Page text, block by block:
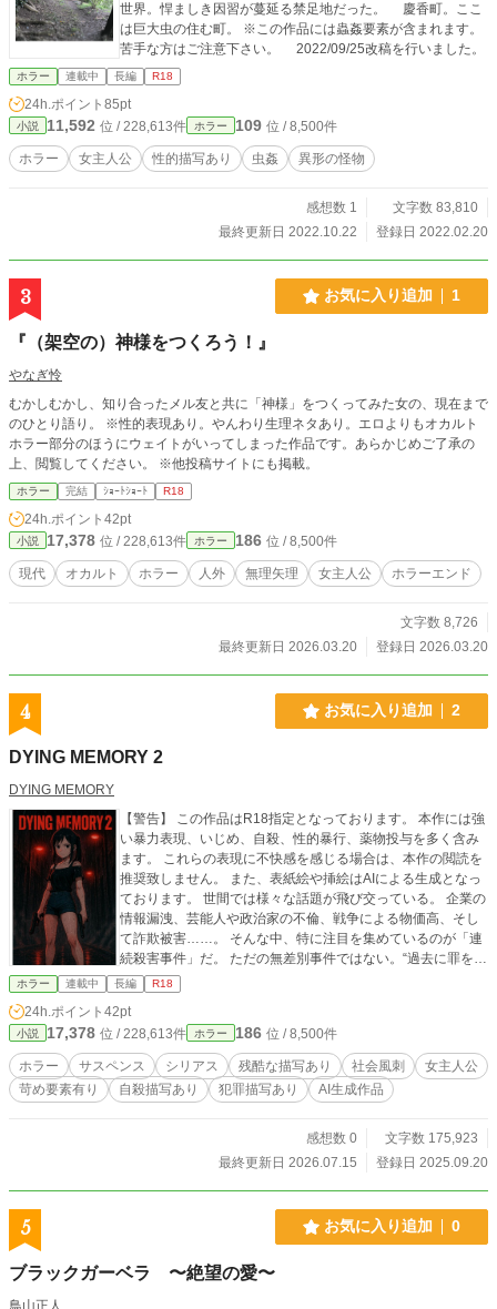
世界。悍ましき因習が蔓延る禁足地だった。 慶香町。ここ
は巨大虫の住む町。 ※この作品には蟲姦要素が含まれます。
苦手な方はご注意下さい。 2022/09/25改稿を行いました。
ホラー 連載中 長編 R18
24h.ポイント 85pt
小説 11,592 位 / 228,613件 ホラー 109 位 / 8,500件
ホラー 女主人公 性的描写あり 虫姦 異形の怪物
感想数 1
文字数 83,810
最終更新日 2022.10.22
登録日 2022.02.20
3 お気に入り追加 1
『（架空の）神様をつくろう！』
やなぎ怜
むかしむかし、知り合ったメル友と共に「神様」をつくってみた女の、現在まで
のひとり語り。 ※性的表現あり。やんわり生理ネタあり。エロよりもオカルト
ホラー部分のほうにウェイトがいってしまった作品です。あらかじめご了承の
上、閲覧してください。 ※他投稿サイトにも掲載。
ホラー 完結 ｼｮｰﾄｼｮｰﾄ R18
24h.ポイント 42pt
小説 17,378 位 / 228,613件 ホラー 186 位 / 8,500件
現代 オカルト ホラー 人外 無理矢理 女主人公 ホラーエンド
文字数 8,726
最終更新日 2026.03.20
登録日 2026.03.20
4 お気に入り追加 2
DYING MEMORY 2
DYING MEMORY
【警告】 この作品はR18指定となっております。 本作には強
い暴力表現、いじめ、自殺、性的暴行、薬物投与を多く含み
ます。 これらの表現に不快感を感じる場合は、本作の閲読を
推奨致しません。 また、表紙絵や挿絵はAIによる生成となっ
ております。 世間では様々な話題が飛び交っている。 企業の
情報漏洩、芸能人や政治家の不倫、戦争による物価高、そし
て詐欺被害……。 そんな中、特に注目を集めているのが「連
続殺害事件」だ。 ただの無差別事件ではない。“過去に罪を犯
した”とされる者だけが狙われているのだという。 そんな社会
情勢とは無縁に、大学生・ルナは毎朝同じ時間に起き、朝食
を作る。 ──いつもと変わらぬ日々のはずだった。 だが、あ
る日、彼女のスマートフォンに届いた1通のLINEが、全てを
揺るがす。 『迎えに来て』 送信者は不明。ただの悪戯かと思
い、そのまま無視するルナ。 しかし、心の奥では何かが静か
に、けれど確かに動き出していた。 ──これは、“笑わなくな
ホラー 連載中 長編 R18
24h.ポイント 42pt
小説 17,378 位 / 228,613件 ホラー 186 位 / 8,500件
ホラー サスペンス シリアス 残酷な描写あり 社会風刺
女主人公
苛め要素有り
自殺描写あり 犯罪描写あり AI生成作品
感想数 0
文字数 175,923
最終更新日 2026.07.15
登録日 2025.09.20
5 お気に入り追加 0
ブラックガーベラ 〜絶望の愛〜
鳥山正人